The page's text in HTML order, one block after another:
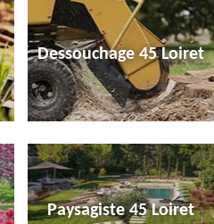
Dessouchage 45 Loiret
Paysagiste 45 Loiret